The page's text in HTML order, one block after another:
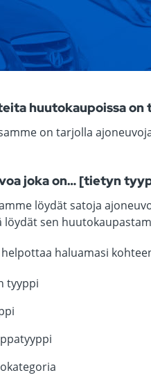
huutokaupoissa on
on tarjolla
joka on… [tietyn
löydät satoja
löydät sen
haluamasi
tyyppi